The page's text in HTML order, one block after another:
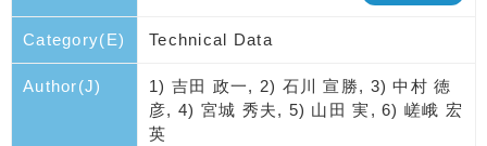
Category(E) Technical Data
Author(J)
1) 吉田 政一, 2) 石川 宣勝, 3) 中村 徳
彦, 4) 宮城 秀夫, 5) 山田 実, 6) 嵯峨 宏
英